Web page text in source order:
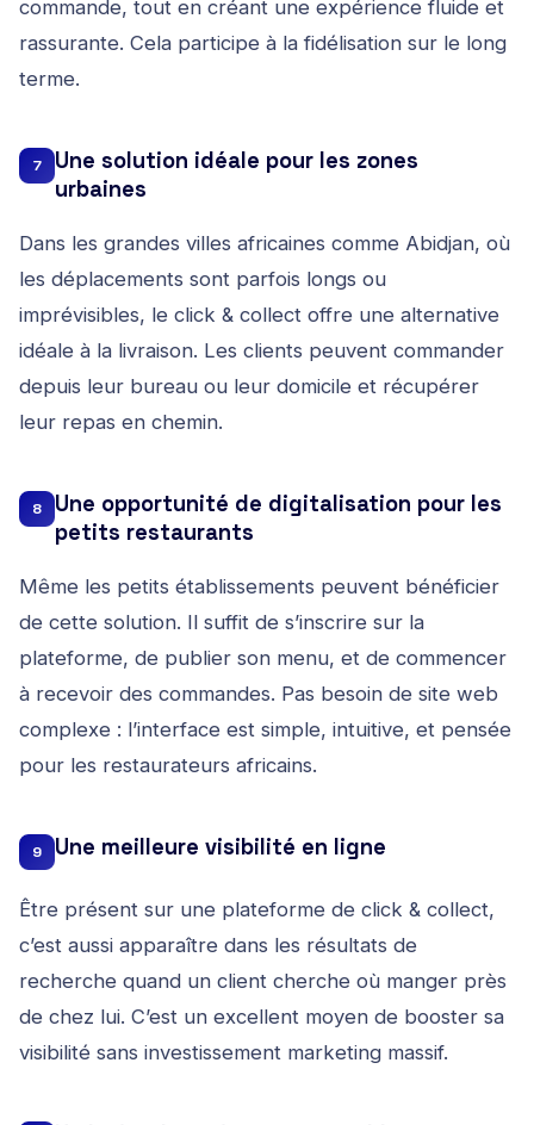
commande, tout en créant une expérience fluide et
rassurante. Cela participe à la fidélisation sur le long
terme.
7
Une solution idéale pour les zones
urbaines
Dans les grandes villes africaines comme Abidjan, où
les déplacements sont parfois longs ou
imprévisibles, le click & collect offre une alternative
idéale à la livraison. Les clients peuvent commander
depuis leur bureau ou leur domicile et récupérer
leur repas en chemin.
8
Une opportunité de digitalisation pour les
petits restaurants
Même les petits établissements peuvent bénéficier
de cette solution. Il suffit de s’inscrire sur la
plateforme, de publier son menu, et de commencer
à recevoir des commandes. Pas besoin de site web
complexe : l’interface est simple, intuitive, et pensée
pour les restaurateurs africains.
9 Une meilleure visibilité en ligne
Être présent sur une plateforme de click & collect,
c’est aussi apparaître dans les résultats de
recherche quand un client cherche où manger près
de chez lui. C’est un excellent moyen de booster sa
visibilité sans investissement marketing massif.